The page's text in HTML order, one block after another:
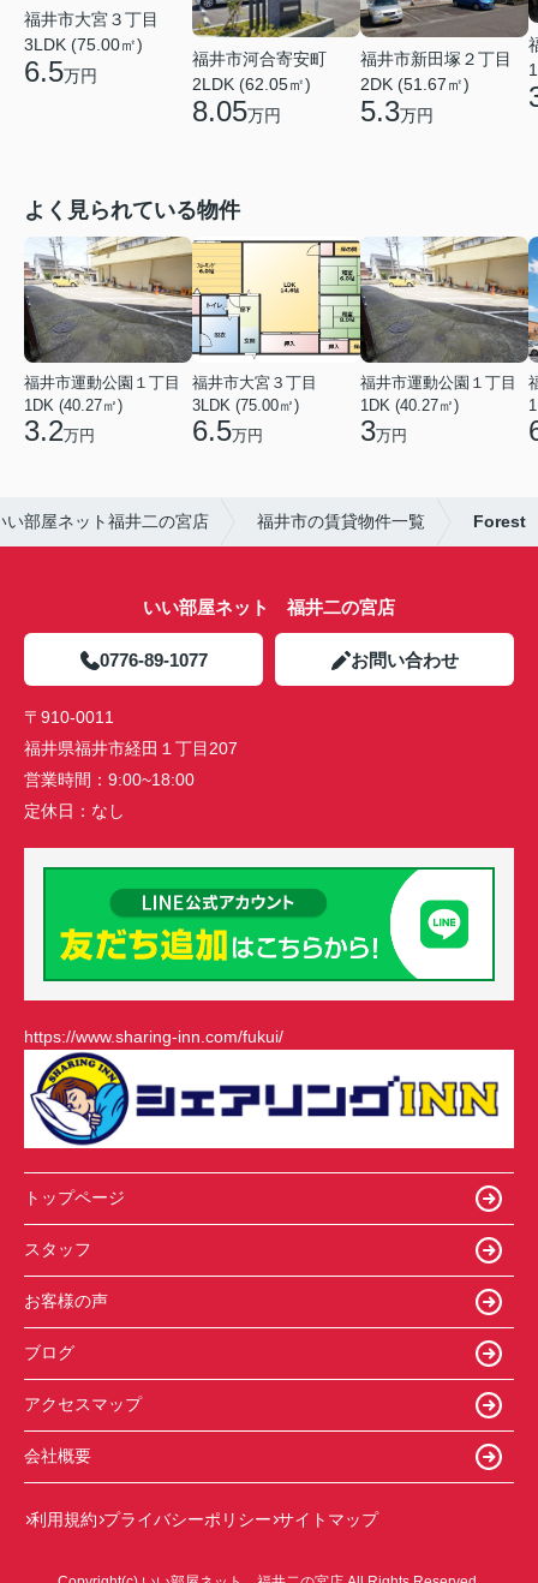
福井市大宮３丁目
3LDK (75.00㎡)
6.5万円
福井市河合寄安町
2LDK (62.05㎡)
8.05万円
福井市新田塚２丁目
2DK (51.67㎡)
5.3万円
よく見られている物件
福井市運動公園１丁目
1DK (40.27㎡)
3.2万円
福井市大宮３丁目
3LDK (75.00㎡)
6.5万円
福井市運動公園１丁目
1DK (40.27㎡)
3万円
い部屋ネット福井二の宮店 福井市の賃貸物件一覧 Forest
いい部屋ネット 福井二の宮店
0776-89-1077 お問い合わせ
〒910-0011
福井県福井市経田１丁目207
営業時間： 9:00~18:00
定休日： なし
https://www.sharing-inn.com/fukui/
トップページ
スタッフ
お客様の声
ブログ
アクセスマップ
会社概要
利用規約 プライバシーポリシー サイトマップ